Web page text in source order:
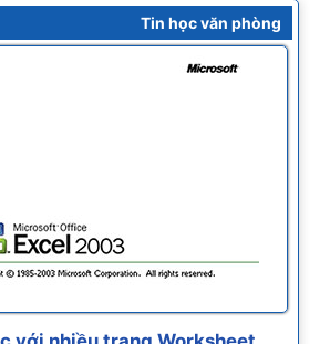
Tin học văn phòng